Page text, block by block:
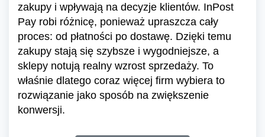
zakupy i wpływają na decyzje klientów. InPost
Pay robi różnicę, ponieważ upraszcza cały
proces: od płatności po dostawę. Dzięki temu
zakupy stają się szybsze i wygodniejsze, a
sklepy notują realny wzrost sprzedaży. To
właśnie dlatego coraz więcej firm wybiera to
rozwiązanie jako sposób na zwiększenie
konwersji.